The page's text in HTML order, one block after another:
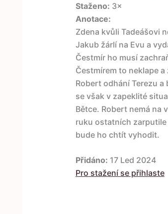
Staženo: 3×
Anotace:
Zdena kvůli Tadeášovi
Jakub žárlí na Evu a
Čestmír ho musí
Čestmírem to neklape
Robert odhání Terezu
se však v zapeklité
Bětce. Robert nemá na
ruku ostatních zarputile
bude ho chtít vyhodit.
Přidáno: 17 Led 2024
Pro stažení se přihlaste